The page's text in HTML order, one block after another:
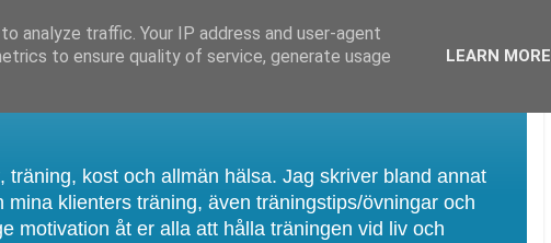
kost och allmän hälsa. Jag skriver bland annat
klienters träning, även träningstips/övningar och
motivation åt er alla att hålla träningen vid liv och
analyze traffic. Your IP address and user-agent
to ensure quality of service, generate usage
LEARN MORE